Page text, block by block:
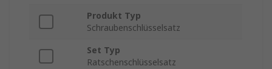
Produkt Typ
Schraubenschlüsselsatz
Set Typ
Ratschenschlüsselsatz